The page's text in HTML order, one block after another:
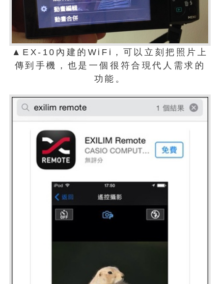
▲EX-10內建的WiFi，可以立刻把照片上
傳到手機，也是一個很符合現代人需求的
功能。